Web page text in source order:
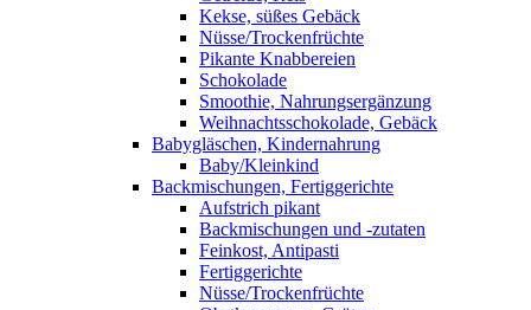
Kekse, süßes Gebäck
Nüsse/Trockenfrüchte
Pikante Knabbereien
Schokolade
Smoothie, Nahrungsergänzung
Weihnachtsschokolade, Gebäck
Babygläschen, Kindernahrung
Baby/Kleinkind
Backmischungen, Fertiggerichte
Aufstrich pikant
Backmischungen und -zutaten
Feinkost, Antipasti
Fertiggerichte
Nüsse/Trockenfrüchte